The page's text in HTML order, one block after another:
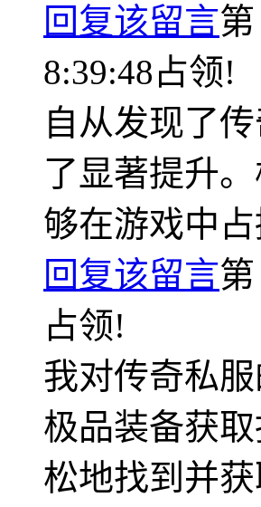
回复该留言第
8:39:48占领!
自从发现了
了显著提升
够在游戏中
回复该留言第
占领!
我对传奇私
极品装备获
松地找到并